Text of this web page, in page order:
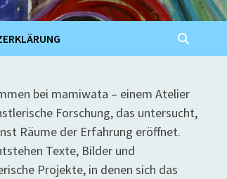
bei mamiwata – einem Atelier
Forschung, das untersucht,
Räume der Erfahrung eröffnet.
Texte, Bilder und
Projekte, in denen sich das